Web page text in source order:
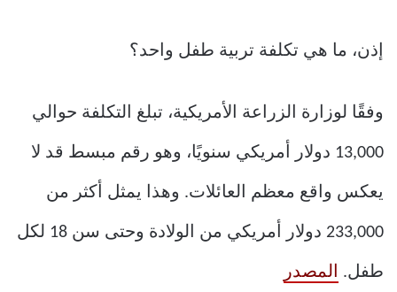
إذن، ما هي تكلفة تربية طفل واحد؟
وفقًا لوزارة الزراعة الأمريكية، تبلغ التكلفة حوالي
13,000 دولار أمريكي سنويًا، وهو رقم مبسط قد لا
يعكس واقع معظم العائلات. وهذا يمثل أكثر من
233,000 دولار أمريكي من الولادة وحتى سن 18 لكل
طفل. المصدر